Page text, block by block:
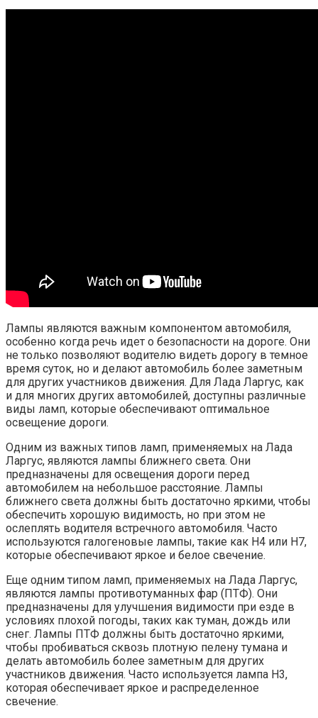
Лампы являются важным компонентом автомобиля,
особенно когда речь идет о безопасности на дороге. Они
не только позволяют водителю видеть дорогу в темное
время суток, но и делают автомобиль более заметным
для других участников движения. Для Лада Ларгус, как
и для многих других автомобилей, доступны различные
виды ламп, которые обеспечивают оптимальное
освещение дороги.
Одним из важных типов ламп, применяемых на Лада
Ларгус, являются лампы ближнего света. Они
предназначены для освещения дороги перед
автомобилем на небольшое расстояние. Лампы
ближнего света должны быть достаточно яркими, чтобы
обеспечить хорошую видимость, но при этом не
ослеплять водителя встречного автомобиля. Часто
используются галогеновые лампы, такие как H4 или H7,
которые обеспечивают яркое и белое свечение.
Еще одним типом ламп, применяемых на Лада Ларгус,
являются лампы противотуманных фар (ПТФ). Они
предназначены для улучшения видимости при езде в
условиях плохой погоды, таких как туман, дождь или
снег. Лампы ПТФ должны быть достаточно яркими,
чтобы пробиваться сквозь плотную пелену тумана и
делать автомобиль более заметным для других
участников движения. Часто используется лампа H3,
которая обеспечивает яркое и распределенное
свечение.